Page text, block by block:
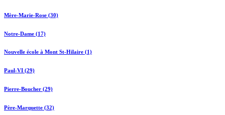
Mère-Marie-Rose (30)
Notre-Dame (17)
Nouvelle école à Mont St-Hilaire (1)
Paul-VI (29)
Pierre-Boucher (29)
Père-Marquette (32)